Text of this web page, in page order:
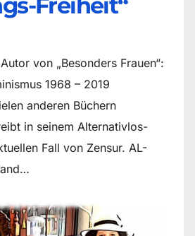
von „Besonders Frauen“:
1968 – 2019
anderen Büchern
in seinem Alternativlos-
Fall von Zensur. AL-